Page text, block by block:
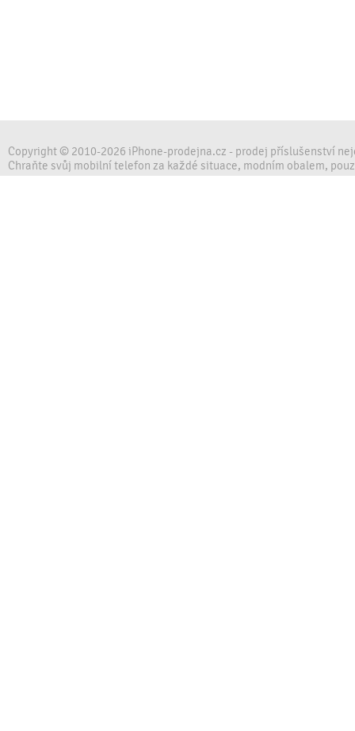
Copyright © 2010-2026 iPhone-prodejna.cz - prodej příslušenství
Chraňte svůj mobilní telefon za každé situace, modním obalem,